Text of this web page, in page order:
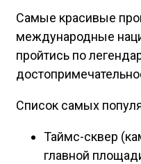
Самые красивые
международные
пройтись по
Список самых
Таймс-сквер
главной